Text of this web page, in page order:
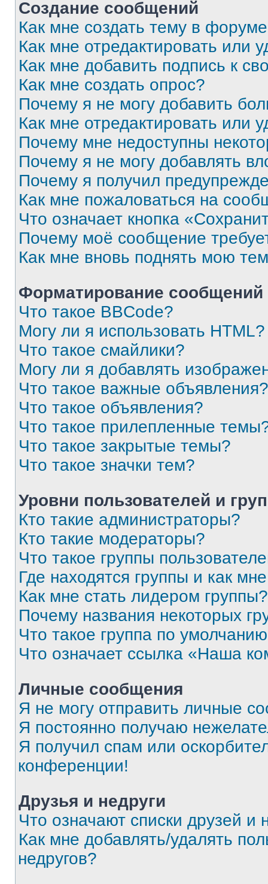
Создание сообщений
Как мне создать тему в
Как мне отредактировать или
Как мне добавить подпись к
Как мне создать опрос?
Почему я не могу добавить
Как мне отредактировать или
Почему мне недоступны
Почему я не могу добавлять
Почему я получил
Как мне пожаловаться на
Что означает кнопка
Почему моё сообщение
Как мне вновь поднять мою
Форматирование
Что такое BBCode?
Могу ли я использовать HTML?
Что такое смайлики?
Могу ли я добавлять
Что такое важные объявления?
Что такое объявления?
Что такое прилепленные
Что такое закрытые темы?
Что такое значки тем?
Уровни пользователей и
Кто такие администраторы?
Кто такие модераторы?
Что такое группы
Где находятся группы и как
Как мне стать лидером группы?
Почему названия некоторых
Что такое группа по
Что означает ссылка «Наша
Личные сообщения
Я не могу отправить личные
Я постоянно получаю
Я получил спам или
конференции!
Друзья и недруги
Что означают списки друзей и
Как мне добавлять/удалять
недругов?